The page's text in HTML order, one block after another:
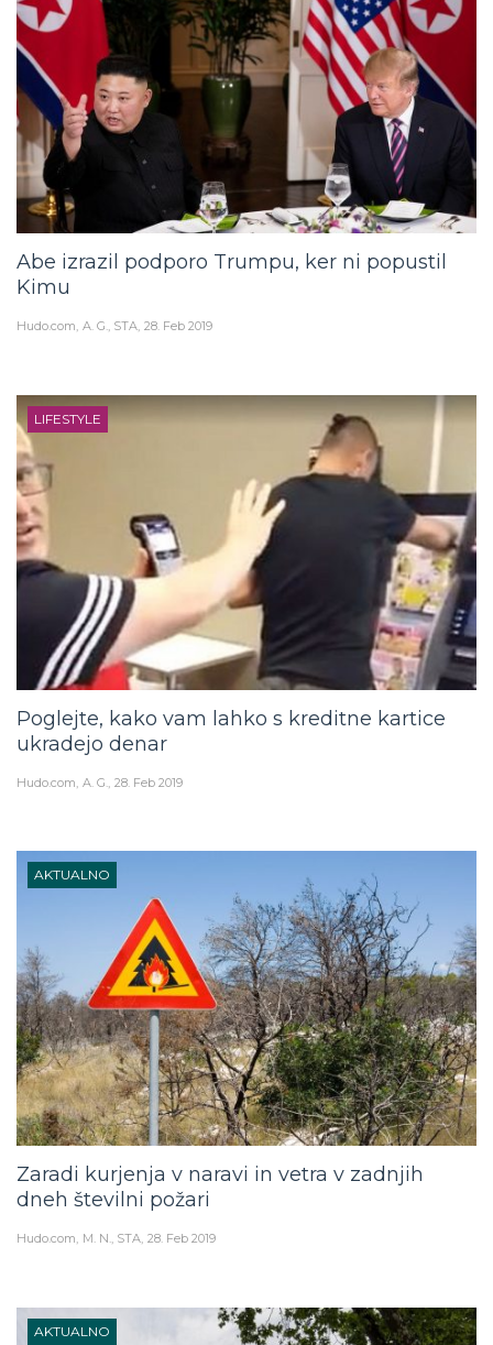
Abe izrazil podporo Trumpu, ker ni popustil
Kimu
Hudo.com A. G., STA 28. Feb 2019
LIFESTYLE
Poglejte, kako vam lahko s kreditne kartice
ukradejo denar
Hudo.com A. G. 28. Feb 2019
AKTUALNO
Zaradi kurjenja v naravi in vetra v zadnjih
dneh številni požari
Hudo.com M. N., STA 28. Feb 2019
AKTUALNO